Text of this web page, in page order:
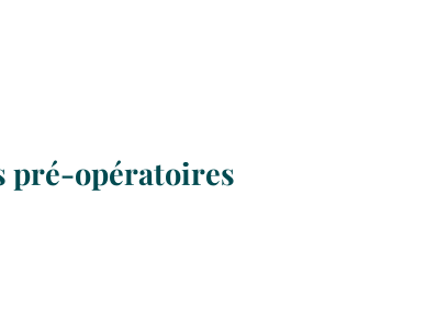
pré-opératoires